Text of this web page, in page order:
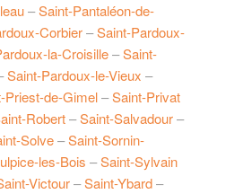
–Saint-Pantaléon-de-
Corbier–Saint-Pardoux-
la-Croisille–Saint-
Saint-Pardoux-le-Vieux –
Priest-de-Gimel–Saint-Privat
Robert–Saint-Salvadour–
Solve–Saint-Sornin-
les-Bois –Saint-Sylvain
Victour–Saint-Ybard–